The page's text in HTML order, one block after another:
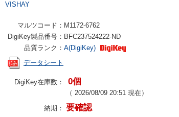
VISHAY
マルツコード： M1172-6762
DigiKey製品番号： BFC237524222-ND
品質ランク： A(DigiKey)
データシート
DigiKey在庫数： 0個
（ 2026/08/09 20:51 現在）
納期： 要確認